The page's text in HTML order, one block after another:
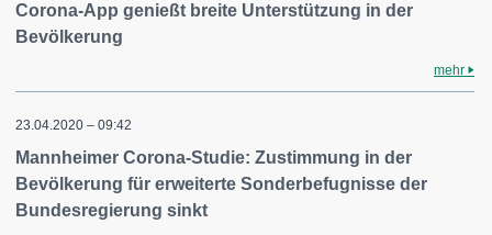
Corona-App genießt breite Unterstützung in der
Bevölkerung
mehr
23.04.2020 – 09:42
Mannheimer Corona-Studie: Zustimmung in der
Bevölkerung für erweiterte Sonderbefugnisse der
Bundesregierung sinkt